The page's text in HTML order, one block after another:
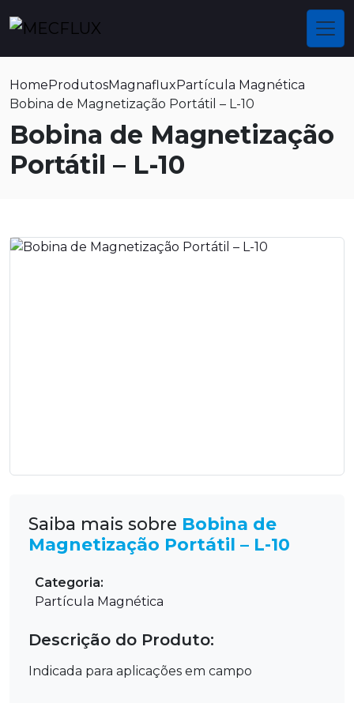
HomeProdutosMagnafluxPartícula Magnética
Bobina de Magnetização Portátil – L-10
Bobina de Magnetização
Portátil – L-10
Saiba mais sobre Bobina de
Magnetização Portátil – L-10
Categoria:
Partícula Magnética
Descrição do Produto:
Indicada para aplicações em campo